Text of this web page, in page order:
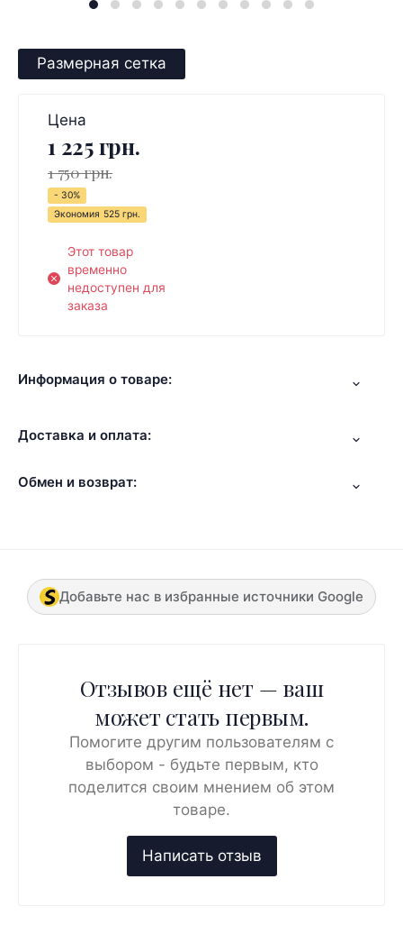
Размерная сетка
Цена
1 225 грн.
1 750 грн.
- 30%
Экономия 525 грн.
Этот товар
временно
недоступен для
заказа
Информация о товаре:
Доставка и оплата:
Обмен и возврат:
Добавьте нас в избранные источники Google
Отзывов ещё нет — ваш
может стать первым.
Помогите другим пользователям с
выбором - будьте первым, кто
поделится своим мнением об этом
товаре.